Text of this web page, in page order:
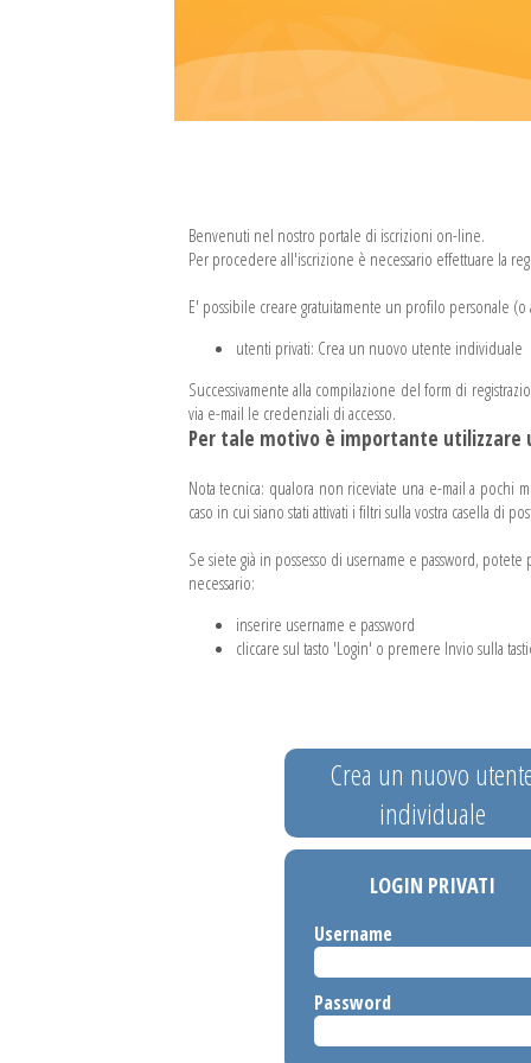
Benvenuti nel nostro portale di iscrizioni on-line.
Per procedere all'iscrizione è necessario effettuare la
E' possibile creare gratuitamente un profilo personale
utenti privati: Crea un nuovo utente individuale
Successivamente alla compilazione del form di
via e-mail le credenziali di accesso.
Per tale motivo è importante utilizzare
Nota tecnica: qualora non riceviate una e-mail a pochi
caso in cui siano stati attivati i filtri sulla vostra casella di
Se siete già in possesso di username e password,
necessario:
inserire username e password
cliccare sul tasto 'Login' o premere Invio sulla
Crea un nuovo
individuale
LOGIN PRIVATI
Username
Password